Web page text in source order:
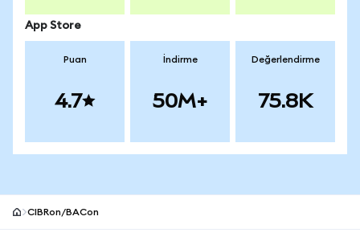
App Store
Puan
4.7
İndirme
50M+
Değerlendirme
75.8K
CIBRon/BACon